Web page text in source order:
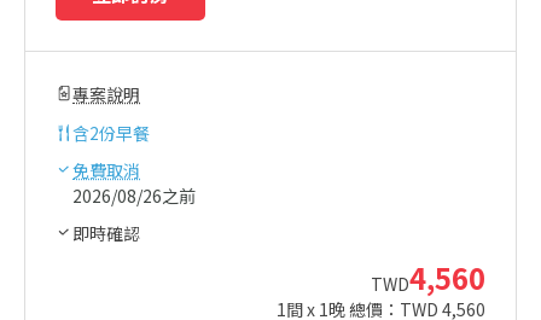
專案說明
含2份早餐
免費取消
2026/08/26之前
即時確認
TWD4,560
1間 x 1晚 總價：TWD 4,560